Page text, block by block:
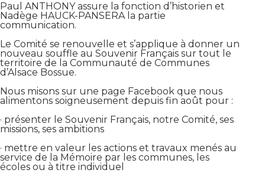
Paul ANTHONY assure la fonction d’historien et
Nadège HAUCK-PANSERA la partie
communication.
Le Comité se renouvelle et s’applique à donner un
nouveau souffle au Souvenir Français sur tout le
territoire de la Communauté de Communes
d’Alsace Bossue.
Nous misons sur une page Facebook que nous
alimentons soigneusement depuis fin août pour :
· présenter le Souvenir Français, notre Comité, ses
missions, ses ambitions
· mettre en valeur les actions et travaux menés au
service de la Mémoire par les communes, les
écoles ou à titre individuel